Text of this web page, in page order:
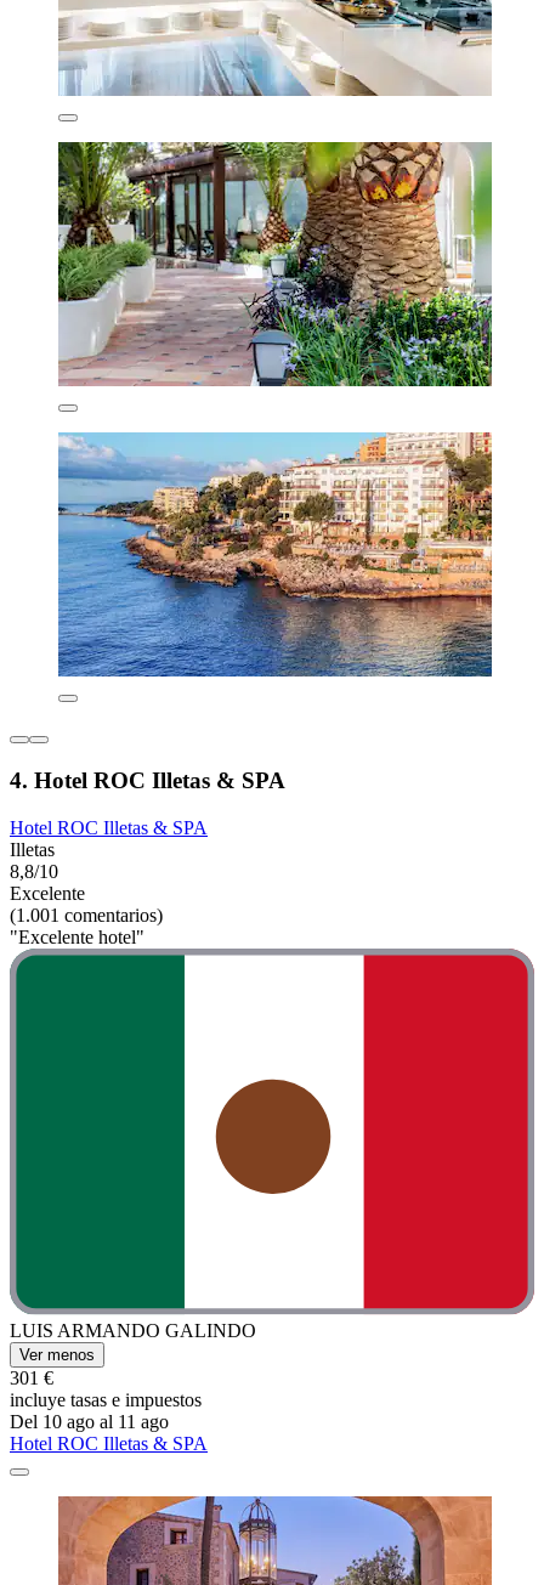
4. Hotel ROC Illetas & SPA
Hotel ROC Illetas & SPA
Illetas
8,8/10
Excelente
(1.001 comentarios)
"Excelente hotel"
LUIS ARMANDO GALINDO
Ver menos
301 €
incluye tasas e impuestos
Del 10 ago al 11 ago
Hotel ROC Illetas & SPA